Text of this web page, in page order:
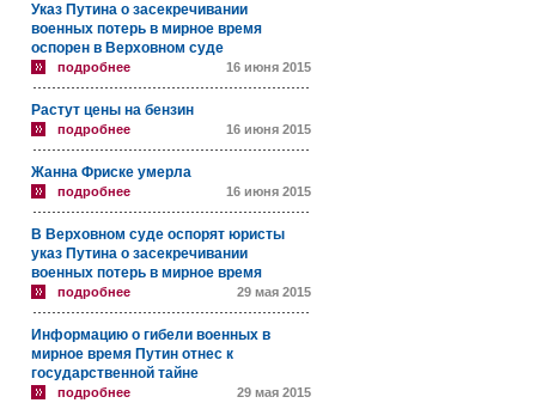
Указ Путина о засекречивании
военных потерь в мирное время
оспорен в Верховном суде
подробнее 16 июня 2015
Растут цены на бензин
подробнее 16 июня 2015
Жанна Фриске умерла
подробнее 16 июня 2015
В Верховном суде оспорят юристы
указ Путина о засекречивании
военных потерь в мирное время
подробнее 29 мая 2015
Информацию о гибели военных в
мирное время Путин отнес к
государственной тайне
подробнее 29 мая 2015